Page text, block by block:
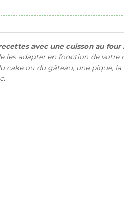
avec une cuisson au four
les adapter en fonction de votre
cake ou du gâteau, une pique,